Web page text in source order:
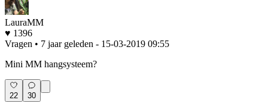
LauraMM
♥ 1396
Vragen • 7 jaar geleden - 15-03-2019 09:55
Mini MM hangsysteem?
22 30